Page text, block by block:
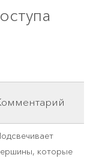
которые